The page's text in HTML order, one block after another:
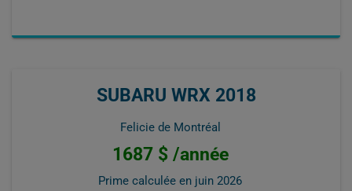
SUBARU WRX 2018
Felicie de Montréal
1687 $ /année
Prime calculée en juin 2026